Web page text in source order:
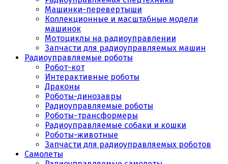
Машинки-перевертыши
Коллекционные и масштабные модели
машинок
Мотоциклы на радиоуправлении
Запчасти для радиоуправляемых машин
Радиоуправляемые роботы
Робот-кот
Интерактивные роботы
Драконы
Роботы-динозавры
Радиоуправляемые роботы
Роботы-трансформеры
Радиоуправляемые собаки и кошки
Роботы-животные
Запчасти для радиоуправляемых роботов
Самолеты